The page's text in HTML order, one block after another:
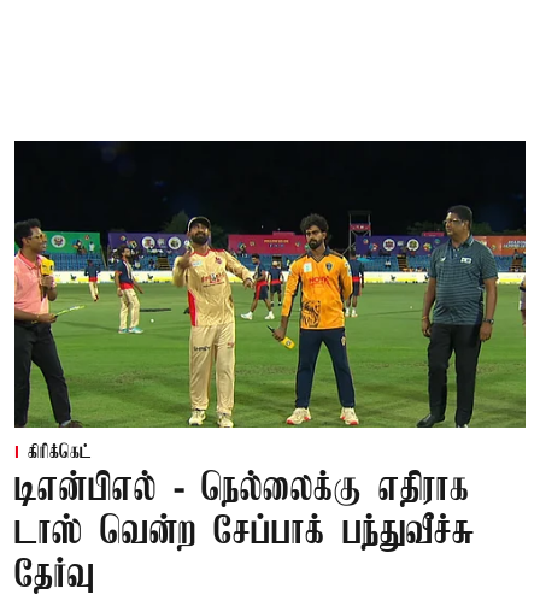
கிரிக்கெட்
டிஎன்பிஎல் - நெல்லைக்கு எதிராக
டாஸ் வென்ற சேப்பாக் பந்துவீச்சு
தேர்வு